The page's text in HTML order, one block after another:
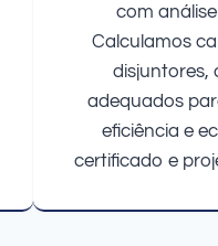
com
Calculamos
disjuntores,
adequados
eficiência e
certificado e